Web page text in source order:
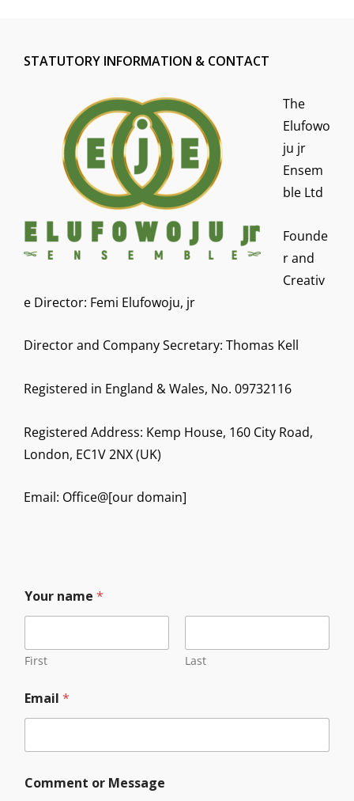
STATUTORY INFORMATION & CONTACT
The
Elufowo
ju jr
Ensem
ble Ltd
Founde
r and
Creativ
e Director: Femi Elufowoju, jr
Director and Company Secretary: Thomas Kell
Registered in England & Wales, No. 09732116
Registered Address: Kemp House, 160 City Road,
London, EC1V 2NX (UK)
Email: Office@[our domain]
n
a
e
o
Your name *
First Last
Email *
Comment or Message